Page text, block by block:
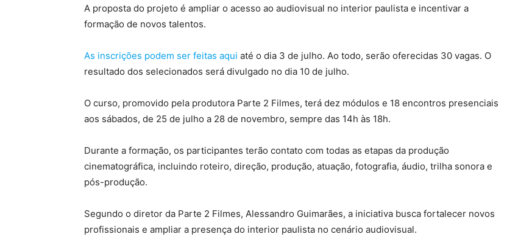
A proposta do projeto é ampliar o acesso ao audiovisual no interior paulista e incentivar a
formação de novos talentos.
As inscrições podem ser feitas aqui até o dia 3 de julho. Ao todo, serão oferecidas 30 vagas. O
resultado dos selecionados será divulgado no dia 10 de julho.
O curso, promovido pela produtora Parte 2 Filmes, terá dez módulos e 18 encontros presenciais
aos sábados, de 25 de julho a 28 de novembro, sempre das 14h às 18h.
Durante a formação, os participantes terão contato com todas as etapas da produção
cinematográfica, incluindo roteiro, direção, produção, atuação, fotografia, áudio, trilha sonora e
pós-produção.
Segundo o diretor da Parte 2 Filmes, Alessandro Guimarães, a iniciativa busca fortalecer novos
profissionais e ampliar a presença do interior paulista no cenário audiovisual.